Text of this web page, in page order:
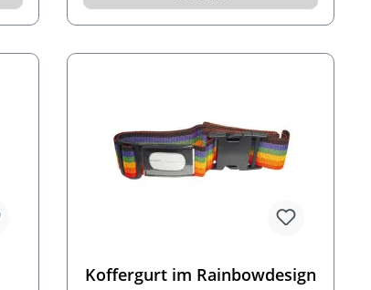
Koffergurt im Rainbowdesign